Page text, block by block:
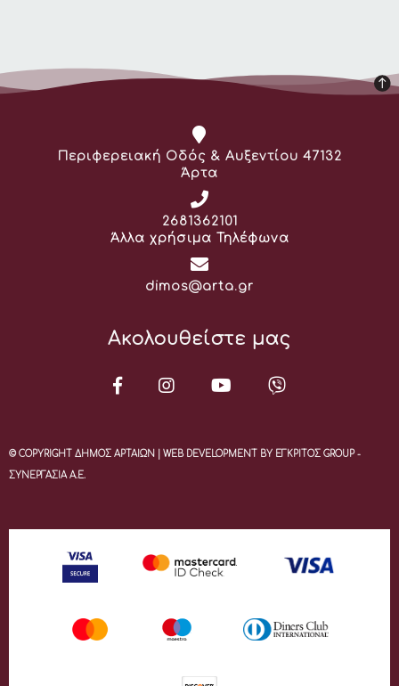
Διεύθυνση:
Περιφερειακή Οδός & Αυξεντίου 47132
Άρτα
Τηλέφωνο:
2681362101
Άλλα χρήσιμα Τηλέφωνα
Email:
dimos@arta.gr
Ακολουθείστε μας
© COPYRIGHT ΔΗΜΟΣ ΑΡΤΑΙΩΝ | WEB DEVELOPMENT BY ΕΓΚΡΙΤΟΣ GROUP -
ΣΥΝΕΡΓΑΣΙΑ Α.Ε.